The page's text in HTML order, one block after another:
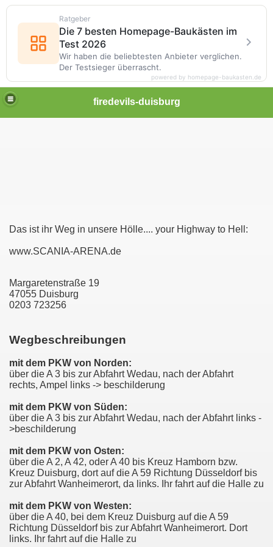
firedevils-duisburg
Das ist ihr Weg in unsere Hölle.... your Highway to Hell:
www.SCANIA-ARENA.de
Margaretenstraße 19
47055 Duisburg
0203 723256
Wegbeschreibungen
mit dem PKW von Norden:
über die A 3 bis zur Abfahrt Wedau, nach der Abfahrt
rechts, Ampel links -> beschilderung
mit dem PKW von Süden:
über die A 3 bis zur Abfahrt Wedau, nach der Abfahrt links -
>beschilderung
mit dem PKW von Osten:
über die A 2, A 42, oder A 40 bis Kreuz Hamborn bzw.
Kreuz Duisburg, dort auf die A 59 Richtung Düsseldorf bis
zur Abfahrt Wanheimerort, da links. Ihr fahrt auf die Halle zu
mit dem PKW von Westen:
über die A 40, bei dem Kreuz Duisburg auf die A 59
Richtung Düsseldorf bis zur Abfahrt Wanheimerort. Dort
links. Ihr fahrt auf die Halle zu
Ratgeber
Die 7 besten Homepage-Baukästen im
Test 2026
Wir haben die beliebtesten Anbieter verglichen.
Der Testsieger überrascht.
powered by homepage-baukasten.de